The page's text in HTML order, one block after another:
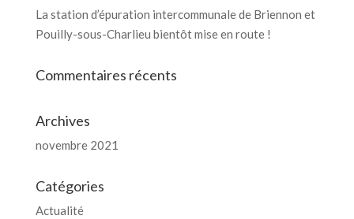
La station d’épuration intercommunale de Briennon et
Pouilly-sous-Charlieu bientôt mise en route !
Commentaires récents
Archives
novembre 2021
Catégories
Actualité